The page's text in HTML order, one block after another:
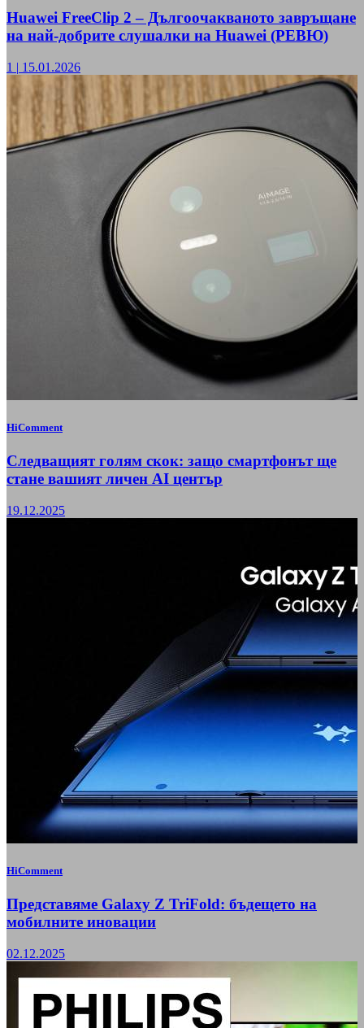
Huawei FreeClip 2 – Дългоочакваното завръщане
на най-добрите слушалки на Huawei (РЕВЮ)
1 | 15.01.2026
HiComment
Следващият голям скок: защо смартфонът ще
стане вашият личен AI център
19.12.2025
HiComment
Представяме Galaxy Z TriFold: бъдещето на
мобилните иновации
02.12.2025